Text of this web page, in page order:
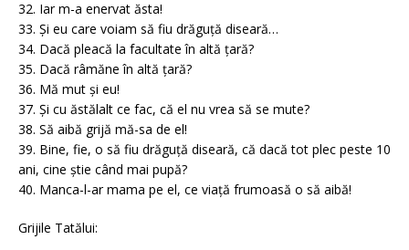
32. Iar m-a enervat ăsta!
33. Și eu care voiam să fiu drăguță diseară…
34. Dacă pleacă la facultate în altă țară?
35. Dacă râmăne în altă țară?
36. Mă mut și eu!
37. Și cu ăstălalt ce fac, că el nu vrea să se mute?
38. Să aibă grijă mă-sa de el!
39. Bine, fie, o să fiu drăguță diseară, că dacă tot plec peste 10
ani, cine știe când mai pupă?
40. Manca-l-ar mama pe el, ce viață frumoasă o să aibă!
Grijile Tatălui: